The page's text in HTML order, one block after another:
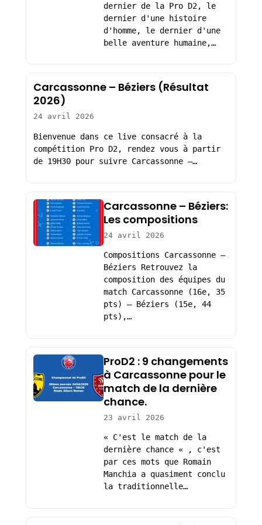
dernier de la Pro D2, le
dernier d'une histoire
d'homme, le dernier d'une
belle aventure humaine,…
Carcassonne – Béziers (Résultat
2026)
24 avril 2026
Bienvenue dans ce live consacré à la
compétition Pro D2, rendez vous à partir
de 19H30 pour suivre Carcassonne –…
Carcassonne – Béziers:
Les compositions
24 avril 2026
Compositions Carcassonne –
Béziers Retrouvez la
composition des équipes du
match Carcassonne (16e, 35
pts) – Béziers (15e, 44
pts),…
ProD2 : 9 changements
à Carcassonne pour le
match de la dernière
chance.
23 avril 2026
« C'est le match de la
dernière chance « , c'est
par ces mots que Romain
Manchia a quasiment conclu
la traditionnelle…